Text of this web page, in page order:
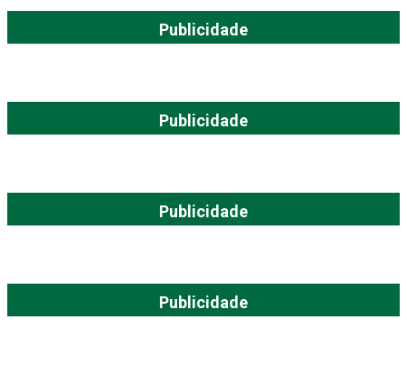
Publicidade
Publicidade
Publicidade
Publicidade